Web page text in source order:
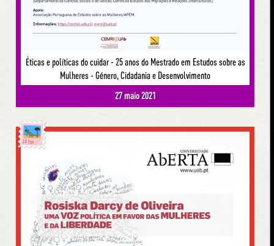
Éticas e políticas do cuidar - 25 anos do Mestrado em Estudos sobre as
Mulheres - Género, Cidadania e Desenvolvimento
27 maio 2021
Já foi